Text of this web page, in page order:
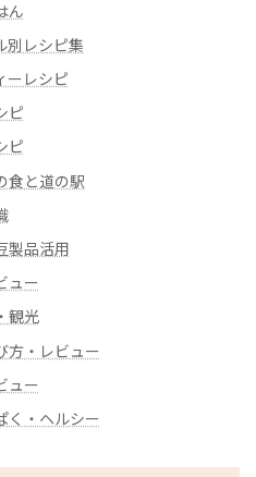
ん
別レシピ集
ーレシピ
ピ
ピ
食と道の駅
製品活用
ュー
観光
方・レビュー
ュー
く・ヘルシー